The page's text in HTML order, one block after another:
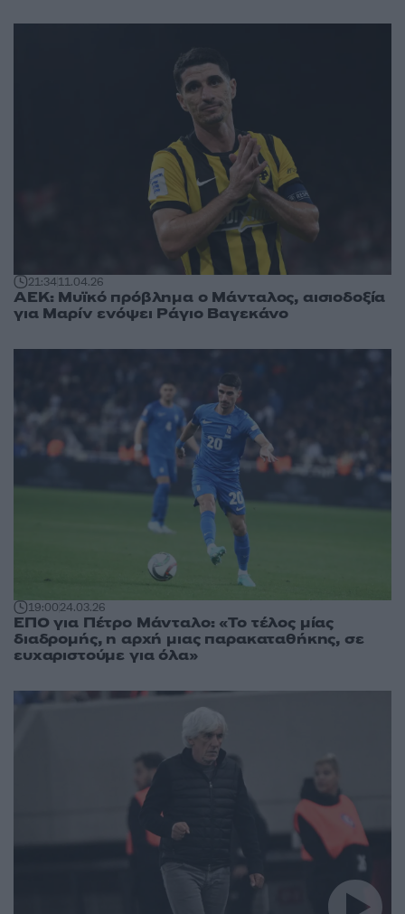
21:3411.04.26
ΑΕΚ: Μυϊκό πρόβλημα ο Μάνταλος, αισιοδοξία
για Μαρίν ενόψει Ράγιο Βαγεκάνο
19:0024.03.26
ΕΠΟ για Πέτρο Μάνταλο: «Το τέλος μίας
διαδρομής, η αρχή μιας παρακαταθήκης, σε
ευχαριστούμε για όλα»